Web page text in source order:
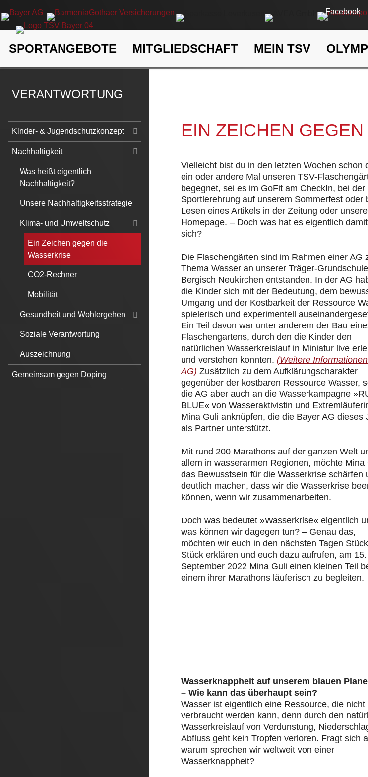
Navigation
überspringen
SPORTANGEBOTE MITGLIEDSCHAFT MEIN TSV
EIN ZEICHEN
Vielleicht bist du in den letzten Wochen schon
ein oder andere Mal unseren TSV-
begegnet, sei es im GoFit am CheckIn, bei der
Sportlerehrung auf unserem Sommerfest oder
Lesen eines Artikels in der Zeitung oder
Homepage. – Doch was hat es eigentlich
sich?
Die Flaschengärten sind im Rahmen einer AG
Thema Wasser an unserer Träger-
Bergisch Neukirchen entstanden. In der AG
die Kinder sich mit der Bedeutung, dem
Umgang und der Kostbarkeit der Ressource
spielerisch und experimentell
Ein Teil davon war unter anderem der Bau
Flaschengartens, durch den die Kinder den
natürlichen Wasserkreislauf in Miniatur live
und verstehen konnten. (Weitere
AG) Zusätzlich zu dem Aufklärungscharakter
gegenüber der kostbaren Ressource Wasser,
die AG aber auch an die Wasserkampagne
BLUE« von Wasseraktivistin und
Mina Guli anknüpfen, die die Bayer AG dieses
als Partner unterstützt.
Mit rund 200 Marathons auf der ganzen Welt
allem in wasserarmen Regionen, möchte Mina
das Bewusstsein für die Wasserkrise schärfen
deutlich machen, dass wir die Wasserkrise
können, wenn wir zusammenarbeiten.
Doch was bedeutet »Wasserkrise« eigentlich
was können wir dagegen tun? – Genau das,
möchten wir euch in den nächsten Tagen
Stück erklären und euch dazu aufrufen, am 15.
September 2022 Mina Guli einen kleinen Teil
einem ihrer Marathons läuferisch zu begleiten.
Wasserknappheit auf unserem blauen
– Wie kann das überhaupt sein?
Wasser ist eigentlich eine Ressource, die nicht
verbraucht werden kann, denn durch den
Wasserkreislauf von Verdunstung,
Abfluss geht kein Tropfen verloren. Fragt sich
warum sprechen wir weltweit von einer
Wasserknappheit?
VERANTWORTUNG
Navigation
überspringen
Kinder- & Jugendschutzkonzept
Nachhaltigkeit
Was heißt eigentlich
Nachhaltigkeit?
Unsere Nachhaltigkeitsstrategie
Klima- und Umweltschutz
Ein Zeichen gegen die
Wasserkrise
CO2-Rechner
Mobilität
Gesundheit und Wohlergehen
Soziale Verantwortung
Auszeichnung
Gemeinsam gegen Doping